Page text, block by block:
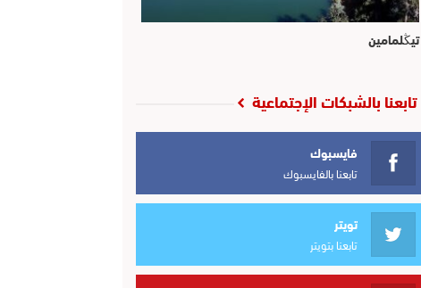
تيڭلمامين
تابعنا بالشبكات الإجتماعية
فايسبوك
تابعنا بالفايسبوك
تويتر
تابعنا بتويتر